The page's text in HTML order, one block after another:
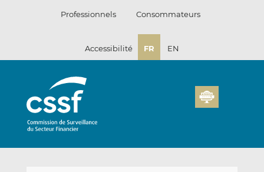
Professionnels Consommateurs
Accessibilité FR EN